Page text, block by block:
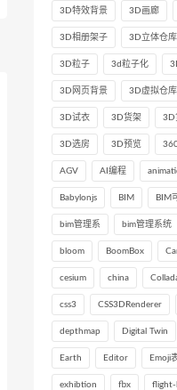
3D特效背景 3D画廊
3D相册架子 3D立体仓库
3D粒子 3d粒子化
3D网页背景 3D虚拟仓库
3D试衣 3D货架 3D
3D选房 3D预览
AGV AI编程
Babylonjs BIM BIM
bim管理系 bim管理系统
bloom BoomBox
cesium china
css3 CSS3DRenderer
depthmap Digital Twin
Earth Editor Emoji
exhibtion fbx flight-